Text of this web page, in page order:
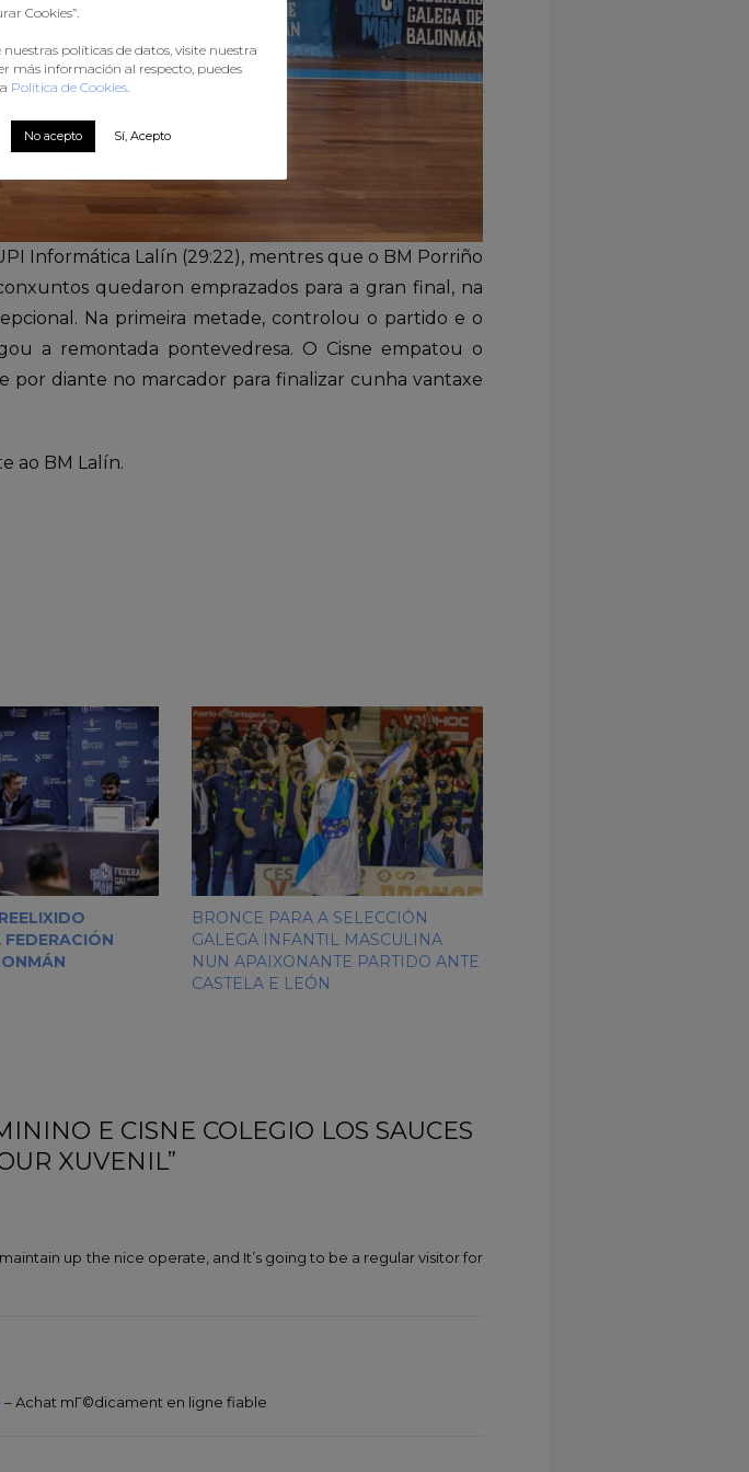
Informática Lalín (29:22), mentres que o BM Porriño
quedaron emprazados para a gran final, na
Na primeira metade, controlou o partido e o
a remontada pontevedresa. O Cisne empatou o
diante no marcador para finalizar cunha vantaxe
ao BM Lalín.
BRONCE PARA A SELECCIÓN
GALEGA INFANTIL MASCULINA
NUN APAIXONANTE PARTIDO ANTE
CASTELA E LEÓN
E CISNE COLEGIO LOS SAUCES
XUVENIL”
up the nice operate, and It’s going to be a regular visitor for
– Achat mГ©dicament en ligne fiable
Cookies”.
políticas de datos, visite nuestra
más información al respecto, puedes
Política de Cookies
No acepto Sí, Acepto